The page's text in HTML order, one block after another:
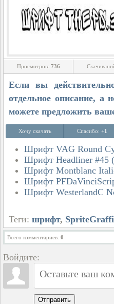
Просмотров: 736
Если вы
отдельное описание, а
можете предложить
Хочу скачать Спасибо: +1
Шрифт VAG Round
Шрифт Headliner #45
Шрифт Montblanc
Шрифт
Шрифт WesterlandC
Теги: шрифт,
Всего комментариев: 0
Войдите:
Отправить